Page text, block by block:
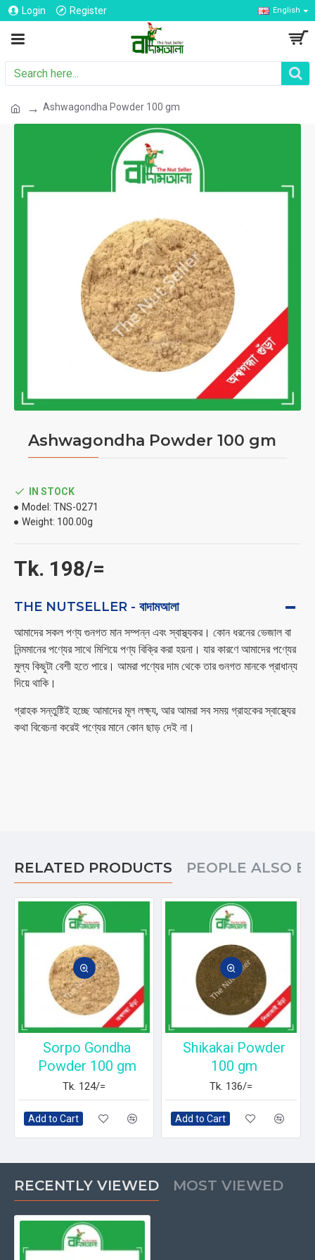
Login Register English
Ashwagondha Powder 100 gm
Ashwagondha Powder 100 gm
Tk. 198/=
IN STOCK
Model: TNS-0271
Weight: 100.00g
THE NUTSELLER - বাদামআলা
আমাদের সকল পণ্য গুনগত মান সম্পন্ন এবং স্বাস্থ্যকর। কোন ধরনের ভেজাল বা
নিন্মমানের পণ্যের সাথে মিশিয়ে পণ্য বিক্রি করা হয়না। যার কারণে আমাদের পণ্যের
মুল্য কিছুটা বেশী হতে পারে। আমরা পণ্যের দাম থেকে তার গুনগত মানকে প্রাধান্য
দিয়ে থাকি।
গ্রাহক সন্তুষ্টিই হচ্ছে আমাদের মূল লক্ষ্য, আর আমরা সব সময় গ্রাহকের স্বাস্থ্যের
কথা বিবেচনা করেই পণ্যের মানে কোন ছাড় দেই না।
RELATED PRODUCTS PEOPLE ALSO
Sorpo Gondha
Powder 100 gm
Tk. 124/=
Add to Cart
Shikakai Powder
100 gm
Tk. 136/=
Add to Cart
RECENTLY VIEWED MOST VIEWED